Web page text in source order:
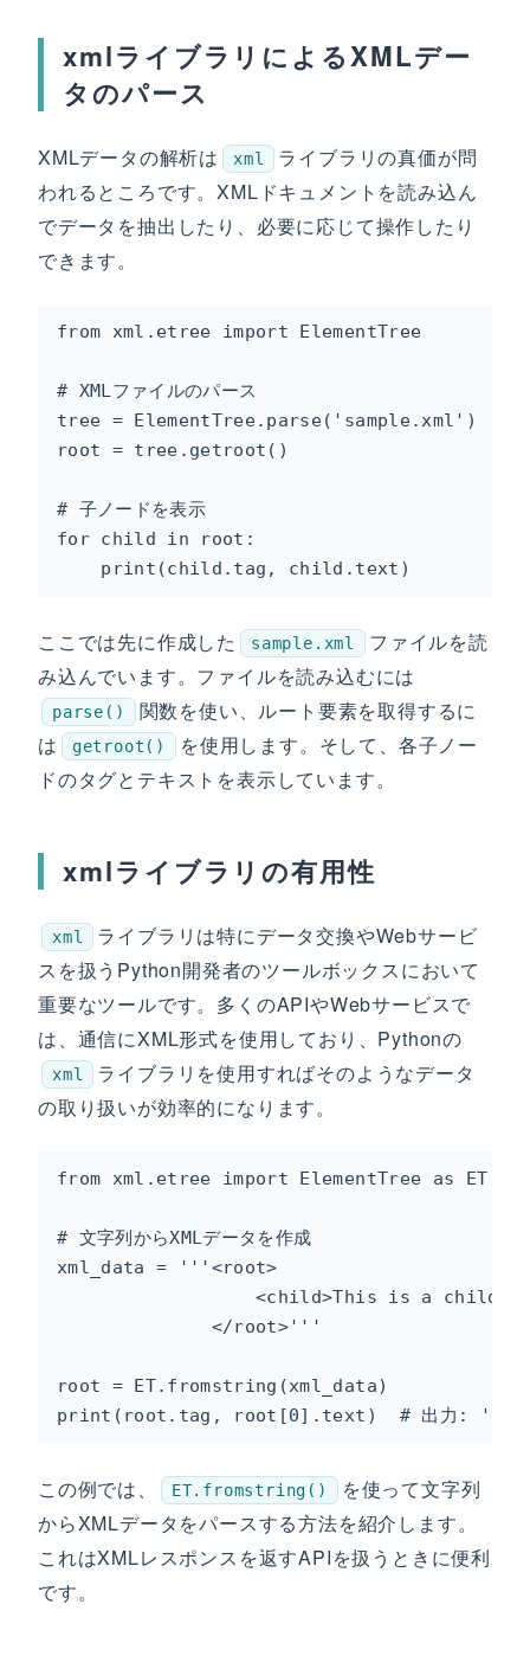
xmlライブラリによるXMLデー
タのパース
XMLデータの解析は xml
ライブラリの真価が問
われるところです。XMLドキュメントを読み込ん
でデータを抽出したり、必要に応じて操作したり
できます。
from xml.etree import ElementTree
# XMLファイルのパース
tree = ElementTree.parse('sample.xml')
root = tree.getroot()
# 子ノードを表示
for child in root:
    print(child.tag, child.text)
ここでは先に作成した sample.xml
ファイルを読
み込んでいます。ファイルを読み込むには
parse()
関数を使い、ルート要素を取得するに
は
getroot()
を使用します。そして、各子ノー
ドのタグとテキストを表示しています。
xmlライブラリの有用性
xml
ライブラリは特にデータ交換やWebサービ
スを扱うPython開発者のツールボックスにおいて
重要なツールです。多くのAPIやWebサービスで
は、通信にXML形式を使用しており、Pythonの
xml
ライブラリを使用すればそのようなデータ
の取り扱いが効率的になります。
from xml.etree import ElementTree as ET
# 文字列からXMLデータを作成
xml_data = '''<root>
<child>This is a child
              </root>'''
root = ET.fromstring(xml_data)
print(root.tag, root[0].text)  # 出力:
この例では、 ET.fromstring()
を使って文字列
からXMLデータをパースする方法を紹介します。
これはXMLレスポンスを返すAPIを扱うときに便利
です。